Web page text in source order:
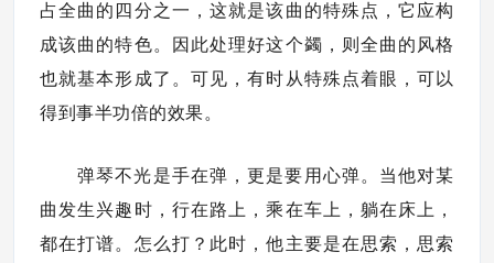
占全曲的四分之一，这就是该曲的特殊点，它应构
成该曲的特色。因此处理好这个蠲，则全曲的风格
也就基本形成了。可见，有时从特殊点着眼，可以
得到事半功倍的效果。
弹琴不光是手在弹，更是要用心弹。当他对某
曲发生兴趣时，行在路上，乘在车上，躺在床上，
都在打谱。怎么打？此时，他主要是在思索，思索